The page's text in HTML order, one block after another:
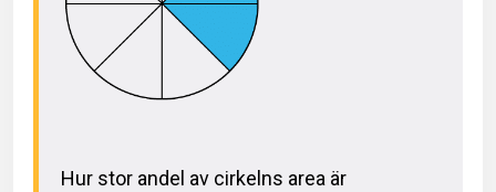
Hur stor andel av cirkelns area är